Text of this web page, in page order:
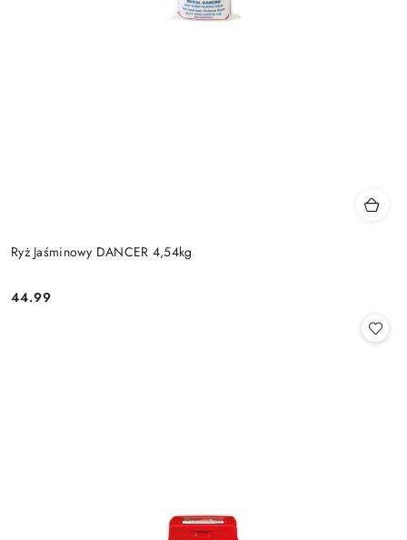
Ryż Jaśminowy DANCER 4,54kg
Cena:
44.99